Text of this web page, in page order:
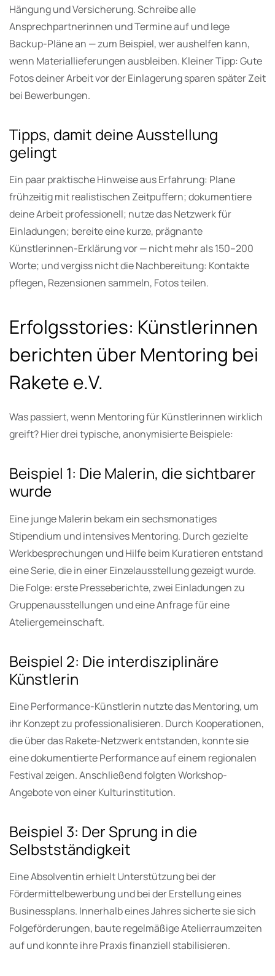
Hängung und Versicherung. Schreibe alle
Ansprechpartnerinnen und Termine auf und lege
Backup-Pläne an — zum Beispiel, wer aushelfen kann,
wenn Materiallieferungen ausbleiben. Kleiner Tipp: Gute
Fotos deiner Arbeit vor der Einlagerung sparen später Zeit
bei Bewerbungen.
Tipps, damit deine Ausstellung
gelingt
Ein paar praktische Hinweise aus Erfahrung: Plane
frühzeitig mit realistischen Zeitpuffern; dokumentiere
deine Arbeit professionell; nutze das Netzwerk für
Einladungen; bereite eine kurze, prägnante
Künstlerinnen-Erklärung vor — nicht mehr als 150–200
Worte; und vergiss nicht die Nachbereitung: Kontakte
pflegen, Rezensionen sammeln, Fotos teilen.
Erfolgsstories: Künstlerinnen
berichten über Mentoring bei
Rakete e.V.
Was passiert, wenn Mentoring für Künstlerinnen wirklich
greift? Hier drei typische, anonymisierte Beispiele:
Beispiel 1: Die Malerin, die sichtbarer
wurde
Eine junge Malerin bekam ein sechsmonatiges
Stipendium und intensives Mentoring. Durch gezielte
Werkbesprechungen und Hilfe beim Kuratieren entstand
eine Serie, die in einer Einzelausstellung gezeigt wurde.
Die Folge: erste Presseberichte, zwei Einladungen zu
Gruppenausstellungen und eine Anfrage für eine
Ateliergemeinschaft.
Beispiel 2: Die interdisziplinäre
Künstlerin
Eine Performance-Künstlerin nutzte das Mentoring, um
ihr Konzept zu professionalisieren. Durch Kooperationen,
die über das Rakete-Netzwerk entstanden, konnte sie
eine dokumentierte Performance auf einem regionalen
Festival zeigen. Anschließend folgten Workshop-
Angebote von einer Kulturinstitution.
Beispiel 3: Der Sprung in die
Selbstständigkeit
Eine Absolventin erhielt Unterstützung bei der
Fördermittelbewerbung und bei der Erstellung eines
Businessplans. Innerhalb eines Jahres sicherte sie sich
Folgeförderungen, baute regelmäßige Atelierraumzeiten
auf und konnte ihre Praxis finanziell stabilisieren.